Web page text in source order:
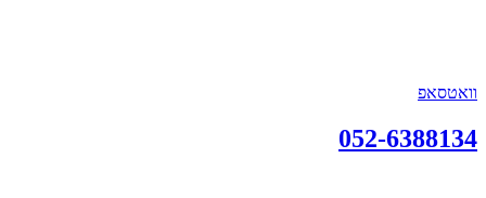
וואטסאפ
052-6388134